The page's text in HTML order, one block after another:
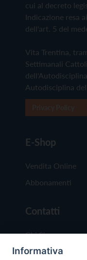
cui al decreto
Indicazione resa
dell'art. 5 del
Vita Trentina,
Settimanali
Autodisciplina
E-Shop
Vendita Online
Abbonamenti
Contatti
Chi Siamo
Redazione
Informativa